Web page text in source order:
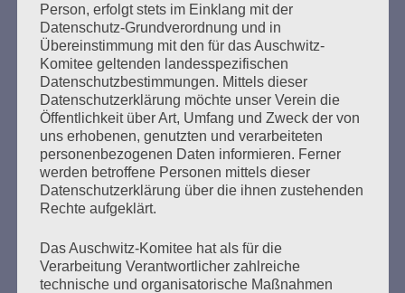
Seitennummerierung
der
Beiträge
Zurück 29
Aus der Erfahrung unseres Lebens sagen wir:
immer Antisemitismus, Antiziganismus, Rassismus
und Ausländerfeindlichkeit hervortreten!
Erinnern heißt handeln!
Person, erfolgt stets im Einklang mit der
Datenschutz-Grundverordnung und in
Übereinstimmung mit den für das Auschwitz-
Komitee geltenden landesspezifischen
Datenschutzbestimmungen. Mittels dieser
Datenschutzerklärung möchte unser Verein die
Öffentlichkeit über Art, Umfang und Zweck der von
uns erhobenen, genutzten und verarbeiteten
personenbezogenen Daten informieren. Ferner
werden betroffene Personen mittels dieser
Datenschutzerklärung über die ihnen zustehenden
Rechte aufgeklärt.
Das Auschwitz-Komitee hat als für die
Verarbeitung Verantwortlicher zahlreiche
technische und organisatorische Maßnahmen